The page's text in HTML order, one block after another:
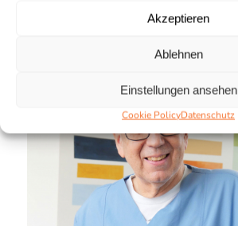
Akzeptieren
Ablehnen
Einstellungen ansehen
Cookie PolicyDatenschutz